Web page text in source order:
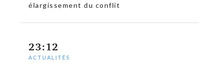
élargissement du conflit
23:12
ACTUALITÉS